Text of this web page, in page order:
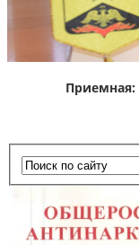
Приемная: